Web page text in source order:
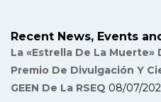
Recent News, Events
La «Estrella De La Muerte»
Premio De Divulgación Y
GEEN De La RSEQ 08/07/